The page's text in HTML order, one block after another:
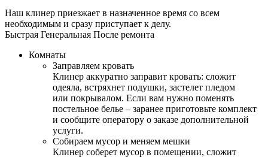
Наш клинер приезжает в назначенное время со всем
необходимым и сразу приступает к делу.
Быстрая Генеральная После ремонта
Комнаты
Заправляем кровать
Клинер аккуратно заправит кровать: сложит
одеяла, встряхнет подушки, застелет пледом
или покрывалом. Если вам нужно поменять
постельное белье – заранее приготовьте комплект
и сообщите оператору о заказе дополнительной
услуги.
Собираем мусор и меняем мешки
Клинер соберет мусор в помещении, сложит